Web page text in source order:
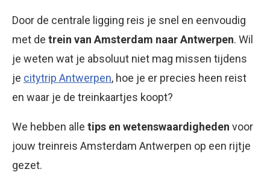
Door de centrale ligging reis je snel en eenvoudig
met de trein van Amsterdam naar Antwerpen. Wil
je weten wat je absoluut niet mag missen tijdens
je citytrip Antwerpen, hoe je er precies heen reist
en waar je de treinkaartjes koopt?
We hebben alle tips en wetenswaardigheden voor
jouw treinreis Amsterdam Antwerpen op een rijtje
gezet.